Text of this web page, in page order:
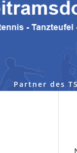
Partner des